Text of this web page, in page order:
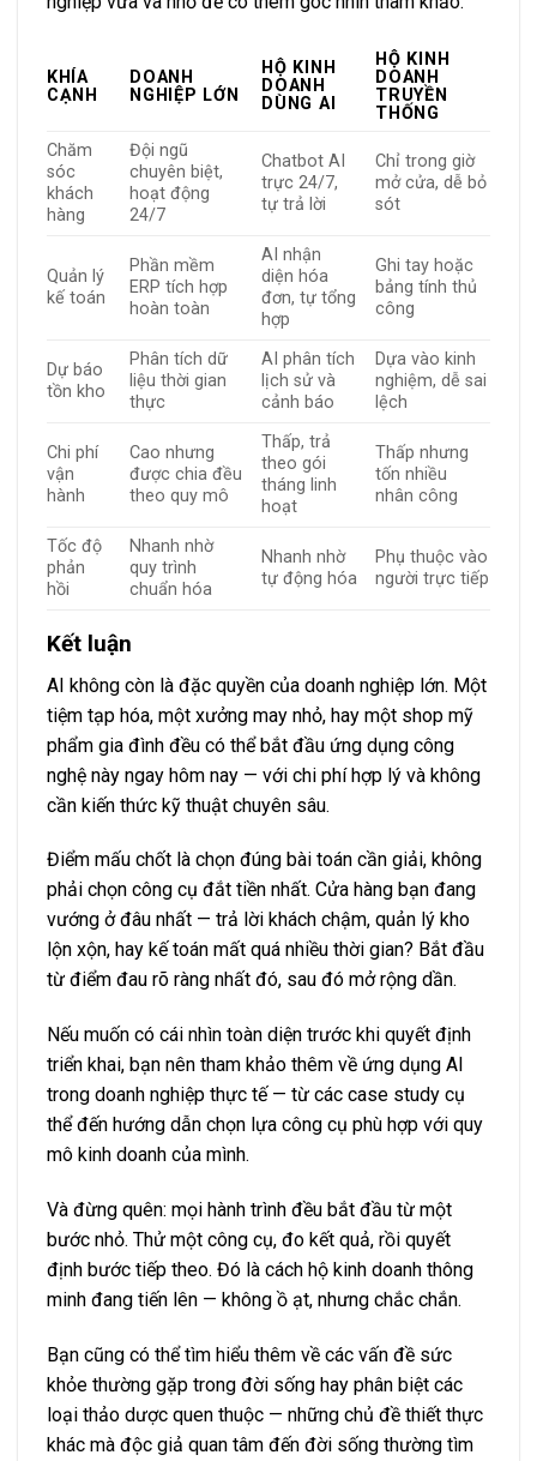
KHÍA
CẠNH
DOANH
NGHIỆP LỚN
HỘ KINH
DOANH
DÙNG AI
HỘ KINH
DOANH
TRUYỀN
THỐNG
Chăm
sóc
khách
hàng
Đội ngũ
chuyên biệt,
hoạt động
24/7
Chatbot AI
trực 24/7,
tự trả lời
Chỉ trong giờ
mở cửa, dễ bỏ
sót
Quản lý
kế toán
Phần mềm
ERP tích hợp
hoàn toàn
AI nhận
diện hóa
đơn, tự tổng
hợp
Ghi tay hoặc
bảng tính thủ
công
Dự báo
tồn kho
Phân tích dữ
liệu thời gian
thực
AI phân tích
lịch sử và
cảnh báo
Dựa vào kinh
nghiệm, dễ sai
lệch
Chi phí
vận
hành
Cao nhưng
được chia đều
theo quy mô
Thấp, trả
theo gói
tháng linh
hoạt
Thấp nhưng
tốn nhiều
nhân công
Tốc độ
phản
hồi
Nhanh nhờ
quy trình
chuẩn hóa
Nhanh nhờ
tự động hóa
Phụ thuộc vào
người trực tiếp
Kết luận
AI không còn là đặc quyền của doanh nghiệp lớn. Một
tiệm tạp hóa, một xưởng may nhỏ, hay một shop mỹ
phẩm gia đình đều có thể bắt đầu ứng dụng công
nghệ này ngay hôm nay — với chi phí hợp lý và không
cần kiến thức kỹ thuật chuyên sâu.
Điểm mấu chốt là chọn đúng bài toán cần giải, không
phải chọn công cụ đắt tiền nhất. Cửa hàng bạn đang
vướng ở đâu nhất — trả lời khách chậm, quản lý kho
lộn xộn, hay kế toán mất quá nhiều thời gian? Bắt đầu
từ điểm đau rõ ràng nhất đó, sau đó mở rộng dần.
Nếu muốn có cái nhìn toàn diện trước khi quyết định
triển khai, bạn nên tham khảo thêm về ứng dụng AI
trong doanh nghiệp thực tế— từ các case study cụ
thể đến hướng dẫn chọn lựa công cụ phù hợp với quy
mô kinh doanh của mình.
Và đừng quên: mọi hành trình đều bắt đầu từ một
bước nhỏ. Thử một công cụ, đo kết quả, rồi quyết
định bước tiếp theo. Đó là cách hộ kinh doanh thông
minh đang tiến lên — không ồ ạt, nhưng chắc chắn.
Bạn cũng có thể tìm hiểu thêm về các vấn đề sức
khỏe thường gặp trong đời sống hay phân biệt các
loại thảo dược quen thuộc — những chủ đề thiết thực
khác mà độc giả quan tâm đến đời sống thường tìm